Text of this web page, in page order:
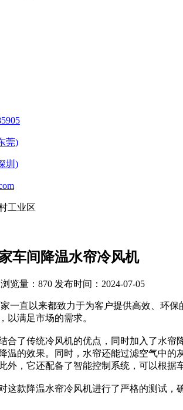
莞)
圳)
工业区
车间降温水帘冷风机
浏览量：870 发布时间：2024-07-05
一直以来都致力于为客户提供高效、环保
以满足市场的需求。
合了传统冷风机的优点，同时加入了水
温的效果。同时，水帘还能过滤空气中
外，它还配备了智能控制系统，可以根据
这款降温水帘冷风机进行了严格的测试